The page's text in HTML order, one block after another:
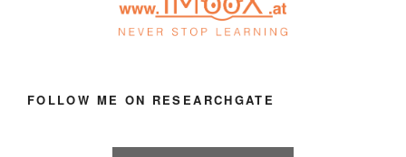
FOLLOW ME ON RESEARCHGATE